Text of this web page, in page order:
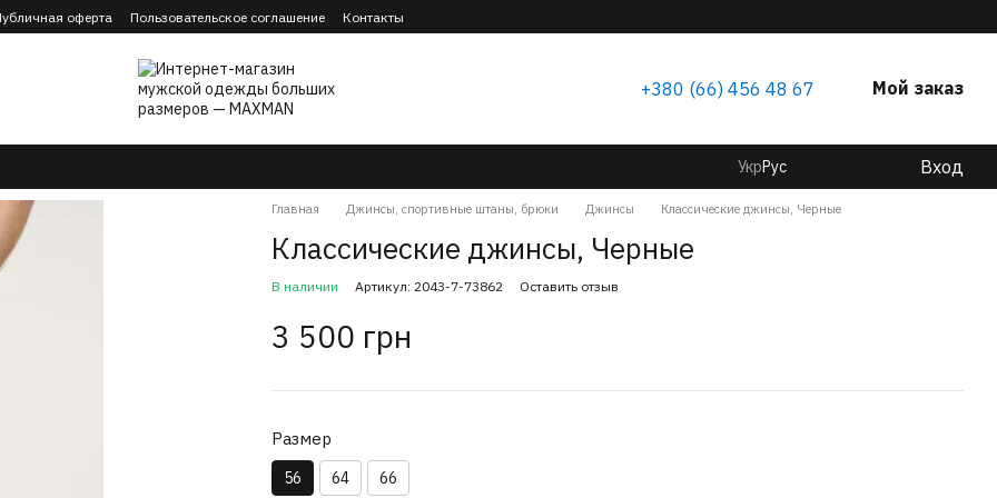
оферта Пользовательское соглашение Контакты
+380 (66) 456 48 67 Мой заказ
УкрРус Вход
Главная Джинсы, спортивные штаны, брюки Джинсы Классические джинсы, Черные
Классические джинсы, Черные
В наличии Артикул: 2043-7-73862 Оставить отзыв
3 500 грн
Размер
56 64 66